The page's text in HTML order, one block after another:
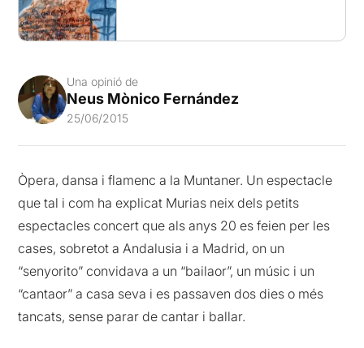
Una opinió de
Neus Mònico Fernández
25/06/2015
Òpera, dansa i flamenc a la Muntaner. Un espectacle
que tal i com ha explicat Murias neix dels petits
espectacles concert que als anys 20 es feien per les
cases, sobretot a Andalusia i a Madrid, on un
“senyorito” convidava a un “bailaor”, un músic i un
“cantaor” a casa seva i es passaven dos dies o més
tancats, sense parar de cantar i ballar.